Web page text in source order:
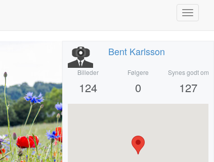
Toggle
Bent Karlsson
Billeder
124
Følgere
0
Synes godt om
127